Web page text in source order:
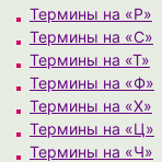
Термины на «Р»
Термины на «С»
Термины на «Т»
Термины на «Ф»
Термины на «Х»
Термины на «Ц»
Термины на «Ч»